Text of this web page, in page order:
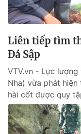
Liên tiếp tìm
Đá Sập
VTV.vn - Lực
Nha) vừa phát
hài cốt được quy